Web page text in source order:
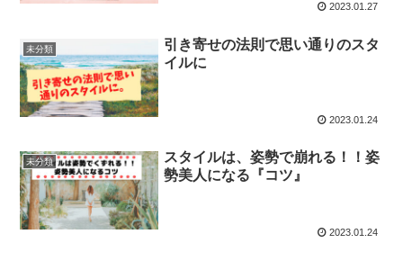
2023.01.27
未分類
引き寄せの法則で思い通りのスタ
イルに
2023.01.24
未分類
スタイルは、姿勢で崩れる！！姿
勢美人になる『コツ』
2023.01.24